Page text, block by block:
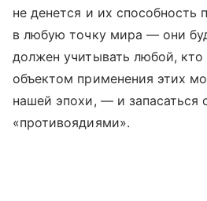
не денется и их способность
в любую точку мира — они
должен учитывать любой, кто
объектом применения этих
нашей эпохи, — и запасаться
«противоядиями».